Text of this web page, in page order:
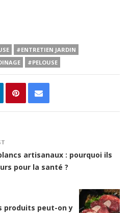
#ENTRETIEN JARDIN
#PELOUSE
artisanaux : pourquoi ils
pour la santé ?
produits peut-on y